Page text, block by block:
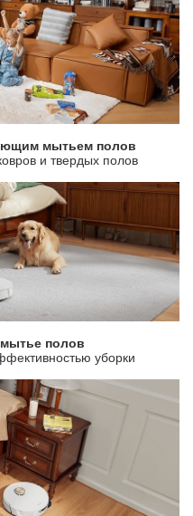
мытьем полов
и твердых полов
полов
уборки